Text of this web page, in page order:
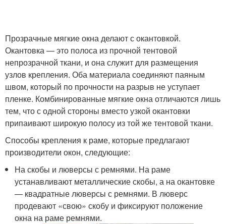
Прозрачные мягкие окна делают с окантовкой.
Окантовка — это полоса из прочной тентовой
непрозрачной ткани, и она служит для размещения
узлов крепления. Оба материала соединяют паяным
швом, который по прочности на разрыв не уступает
пленке. Комбинированные мягкие окна отличаются лишь
тем, что с одной стороны вместо узкой окантовки
припаивают широкую полосу из той же тентовой ткани.
Способы крепления к раме, которые предлагают
производители окон, следующие:
На скобы и люверсы с ремнями. На раме
устанавливают металлические скобы, а на окантовке
— квадратные люверсы с ремнями. В люверс
продевают «свою» скобу и фиксируют положение
окна на раме ремнями.